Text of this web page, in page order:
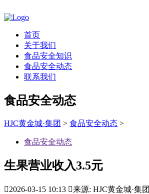
首页
关于我们
食品安全知识
食品安全动态
联系我们
食品安全动态
HJC黄金城·集团 > 食品安全动态 >
食品安全动态
生果营业收入3.5元
2026-03-15 10:13 来源: HJC黄金城·集团